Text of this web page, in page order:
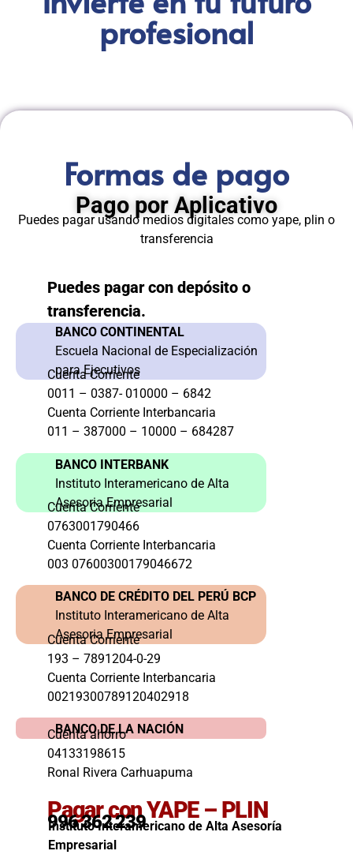
profesional
Formas de pago
Pago por Aplicativo
Puedes pagar usando medios digitales como yape, plin o
transferencia
Puedes pagar con depósito o
transferencia.
BANCO CONTINENTAL
Escuela Nacional de Especialización
para Ejecutivos
Cuenta Corriente
0011 – 0387- 010000 – 6842
Cuenta Corriente Interbancaria
011 – 387000 – 10000 – 684287
BANCO INTERBANK
Instituto Interamericano de Alta
Asesoria Empresarial
Cuenta Corriente
0763001790466
Cuenta Corriente Interbancaria
003 07600300179046672
BANCO DE CRÉDITO DEL PERÚ BCP
Instituto Interamericano de Alta
Asesoria Empresarial
Cuenta Corriente
193 – 7891204-0-29
Cuenta Corriente Interbancaria
00219300789120402918
BANCO DE LA NACIÓN
Cuenta ahorro
04133198615
Ronal Rivera Carhuapuma
Pagar con YAPE – PLIN
996 362 239
Instituto Interamericano de Alta Asesoría
Empresarial